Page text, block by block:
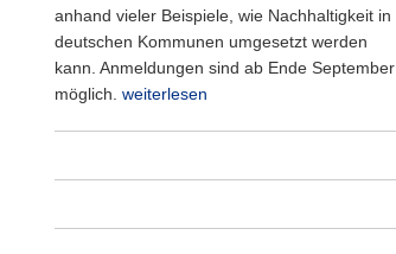
anhand vieler Beispiele, wie Nachhaltigkeit in
deutschen Kommunen umgesetzt werden
kann. Anmeldungen sind ab Ende September
möglich. weiterlesen